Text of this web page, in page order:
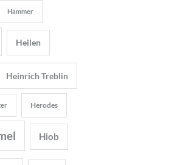
Hammer
Heilen
Heinrich Treblin
Herodes
Hiob